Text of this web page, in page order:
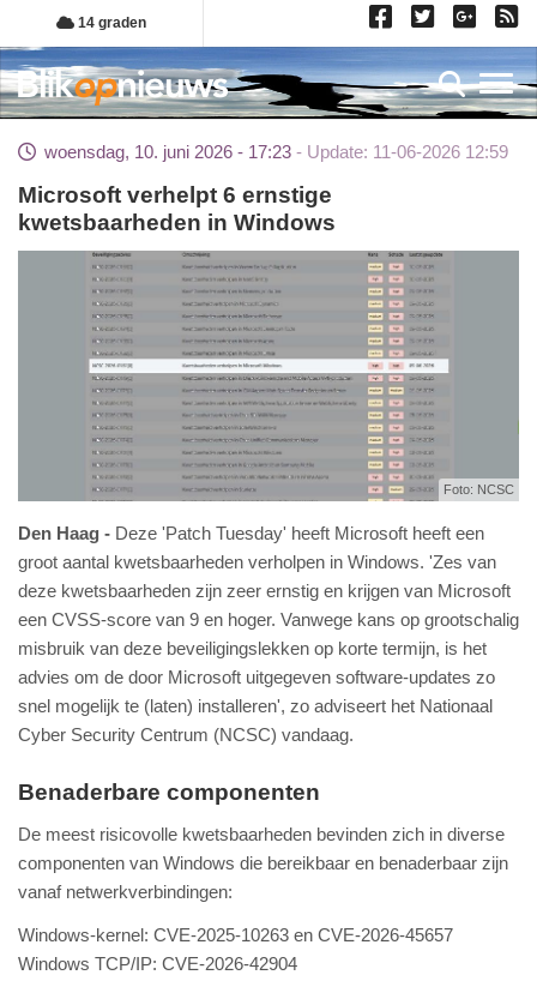
Overslaan
en
naar
de
gaan
14 graden
woensdag, 10. juni 2026 - 17:23 Update: 11-06-2026 12:59
Microsoft verhelpt 6 ernstige
kwetsbaarheden in Windows
Foto: NCSC
Den Haag
Deze 'Patch Tuesday' heeft Microsoft heeft een
groot aantal kwetsbaarheden verholpen in Windows. 'Zes van
deze kwetsbaarheden zijn zeer ernstig en krijgen van Microsoft
een CVSS-score van 9 en hoger. Vanwege kans op grootschalig
misbruik van deze beveiligingslekken op korte termijn, is het
advies om de door Microsoft uitgegeven software-updates zo
snel mogelijk te (laten) installeren', zo adviseert het Nationaal
Cyber Security Centrum (NCSC) vandaag.
Benaderbare componenten
De meest risicovolle kwetsbaarheden bevinden zich in diverse
componenten van Windows die bereikbaar en benaderbaar zijn
vanaf netwerkverbindingen:
Windows-kernel: CVE-2025-10263 en CVE-2026-45657
Windows TCP/IP: CVE-2026-42904